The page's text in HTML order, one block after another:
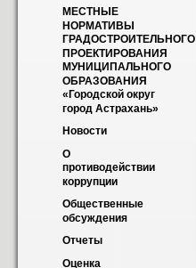
МЕСТНЫЕ
НОРМАТИВЫ
ГРАДОСТРОИТЕЛЬНОГО
ПРОЕКТИРОВАНИЯ
МУНИЦИПАЛЬНОГО
ОБРАЗОВАНИЯ
«Городской округ
город Астрахань»
Новости
О
противодействии
коррупции
Общественные
обсуждения
Отчеты
Оценка